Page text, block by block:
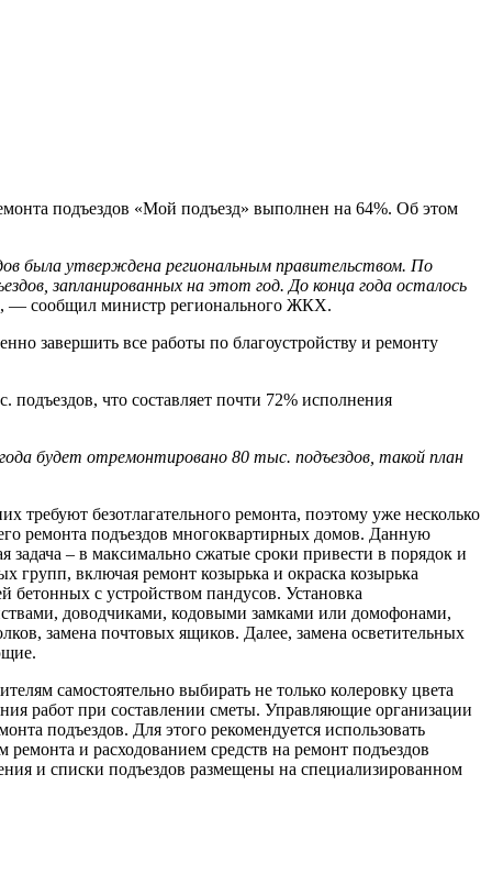
подъездов «Мой подъезд» выполнен на 64%. Об этом
была утверждена региональным правительством. По
запланированных на этот год. До конца года осталось
, — сообщил министр регионального ЖКХ.
завершить все работы по благоустройству и ремонту
что составляет почти 72% исполнения
будет отремонтировано 80 тыс. подъездов, такой план
безотлагательного ремонта, поэтому уже несколько
ремонта подъездов многоквартирных домов. Данную
– в максимально сжатые сроки привести в порядок и
групп, включая ремонт козырька и окраска козырька
бетонных с устройством пандусов. Установка
доводчиками, кодовыми замками или домофонами,
замена почтовых ящиков. Далее, замена осветительных
самостоятельно выбирать не только колеровку цвета
работ при составлении сметы. Управляющие организации
подъездов. Для этого рекомендуется использовать
и расходованием средств на ремонт подъездов
и списки подъездов размещены на специализированном